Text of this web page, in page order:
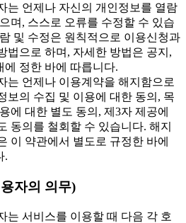
는 언제나 자신의 개인정보를 열람
며, 스스로 오류를 수정할 수 있습
및 수정은 원칙적으로 이용신청과
법으로 하며, 자세한 방법은 공지,
에 정한 바에 따릅니다.
는 언제나 이용계약을 해지함으로
보의 수집 및 이용에 대한 동의, 목
에 대한 별도 동의, 제3자 제공에
동의를 철회할 수 있습니다. 해지
이 약관에서 별도로 규정한 바에
.
자의 의무)
는 서비스를 이용할 때 다음 각 호